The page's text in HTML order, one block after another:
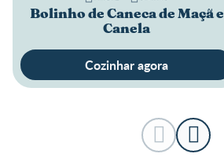
Bolinho de Caneca de Maçã e
Canela
Cozinhar agora